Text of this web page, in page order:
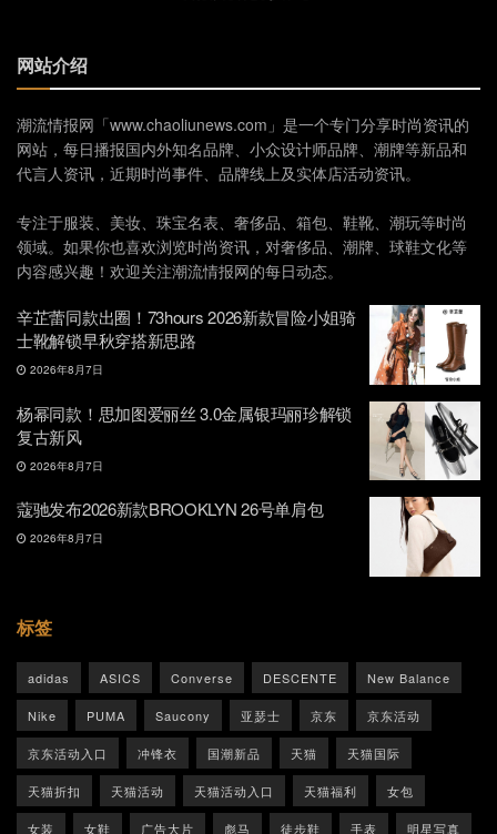
网站介绍
潮流情报网「www.chaoliunews.com」是一个专门分享时尚资讯的
网站，每日播报国内外知名品牌、小众设计师品牌、潮牌等新品和
代言人资讯，近期时尚事件、品牌线上及实体店活动资讯。
专注于服装、美妆、珠宝名表、奢侈品、箱包、鞋靴、潮玩等时尚
领域。如果你也喜欢浏览时尚资讯，对奢侈品、潮牌、球鞋文化等
内容感兴趣！欢迎关注潮流情报网的每日动态。
辛芷蕾同款出圈！73hours 2026新款冒险小姐骑
士靴解锁早秋穿搭新思路
2026年8月7日
杨幂同款！思加图爱丽丝 3.0金属银玛丽珍解锁
复古新风
2026年8月7日
蔻驰发布2026新款BROOKLYN 26号单肩包
2026年8月7日
标签
adidas ASICS Converse DESCENTE New Balance
Nike PUMA Saucony 亚瑟士 京东 京东活动
京东活动入口 冲锋衣 国潮新品 天猫 天猫国际
天猫折扣 天猫活动 天猫活动入口 天猫福利 女包
女装 女鞋 广告大片 彪马 徒步鞋 手表 明星写真